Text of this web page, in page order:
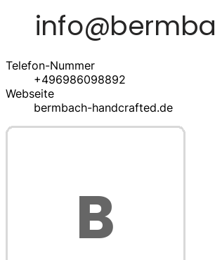
Telefon-Nummer
+496986098892
Webseite
bermbach-handcrafted.de